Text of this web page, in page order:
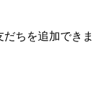
ちを追加できま